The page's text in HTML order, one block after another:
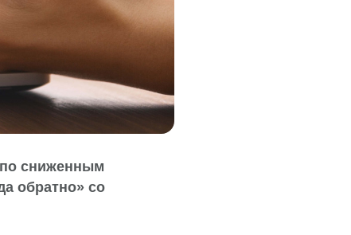
по сниженным
обратно» со